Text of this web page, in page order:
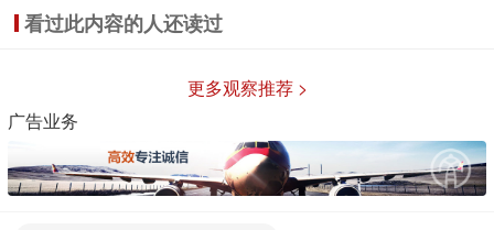
看过此内容的人还读过
更多观察推荐 >
广告业务